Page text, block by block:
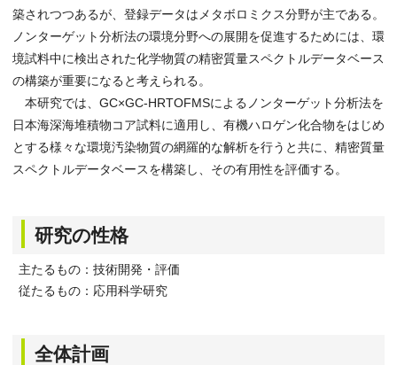
築されつつあるが、登録データはメタボロミクス分野が主である。
ノンターゲット分析法の環境分野への展開を促進するためには、環
境試料中に検出された化学物質の精密質量スペクトルデータベース
の構築が重要になると考えられる。
本研究では、GC×GC-HRTOFMSによるノンターゲット分析法を
日本海深海堆積物コア試料に適用し、有機ハロゲン化合物をはじめ
とする様々な環境汚染物質の網羅的な解析を行うと共に、精密質量
スペクトルデータベースを構築し、その有用性を評価する。
研究の性格
主たるもの：技術開発・評価
従たるもの：応用科学研究
全体計画